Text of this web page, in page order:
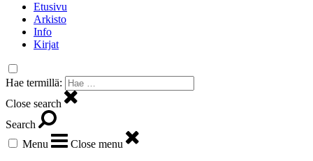
Etusivu
Arkisto
Info
Kirjat
Hae termillä:
Close search
Search
Menu
Close menu